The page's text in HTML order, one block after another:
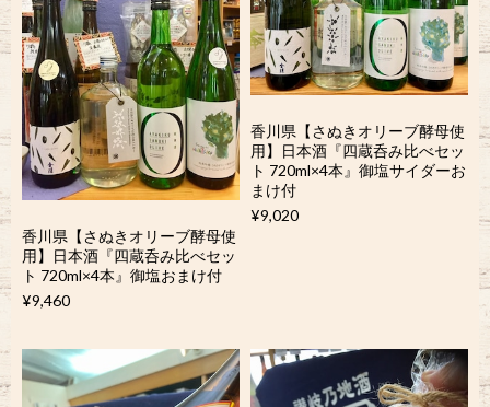
香川県【さぬきオリーブ酵母使
用】日本酒『四蔵呑み比べセッ
ト 720ml×4本』御塩おまけ付
¥9,460
香川県【さぬきオリーブ酵母使
用】日本酒『四蔵呑み比べセッ
ト 720ml×4本』御塩サイダーお
まけ付
¥9,020